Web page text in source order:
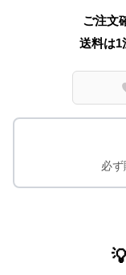
ご注文
送料は1
必ず